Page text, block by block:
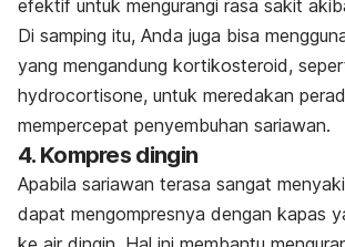
efektif untuk mengurangi rasa sakit
Di samping itu, Anda juga bisa
yang mengandung kortikosteroid,
hydrocortisone, untuk meredakan
mempercepat penyembuhan sariawan.
4. Kompres dingin
Apabila sariawan terasa sangat
dapat mengompresnya dengan kapas